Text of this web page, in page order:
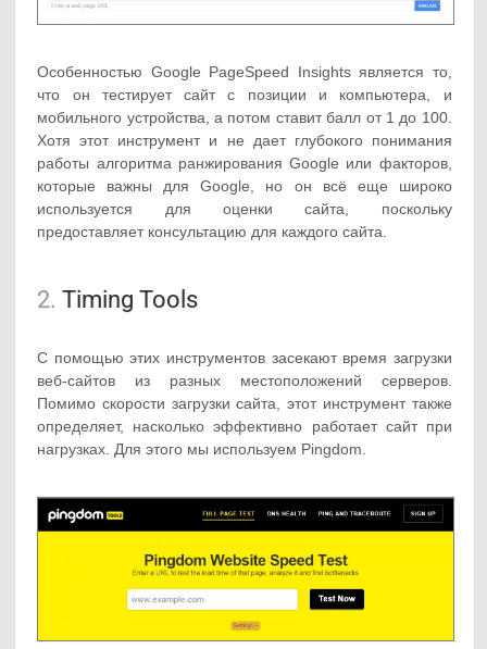
Особенностью Google PageSpeed Insights является то,
что он тестирует сайт с позиции и компьютера, и
мобильного устройства, а потом ставит балл от 1 до 100.
Хотя этот инструмент и не дает глубокого понимания
работы алгоритма ранжирования Google или факторов,
которые важны для Google, но он всё еще широко
используется для оценки сайта, поскольку
предоставляет консультацию для каждого сайта.
2. Timing Tools
С помощью этих инструментов засекают время загрузки
веб-сайтов из разных местоположений серверов.
Помимо скорости загрузки сайта, этот инструмент также
определяет, насколько эффективно работает сайт при
нагрузках. Для этого мы используем Pingdom.